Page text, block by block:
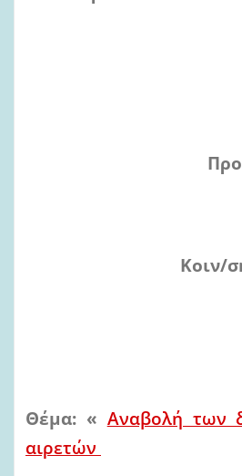
Προς:
Λευκάδας –
Κοιν/ση:
Μέλη της
Θέμα: « Αναβολή των
αιρετών